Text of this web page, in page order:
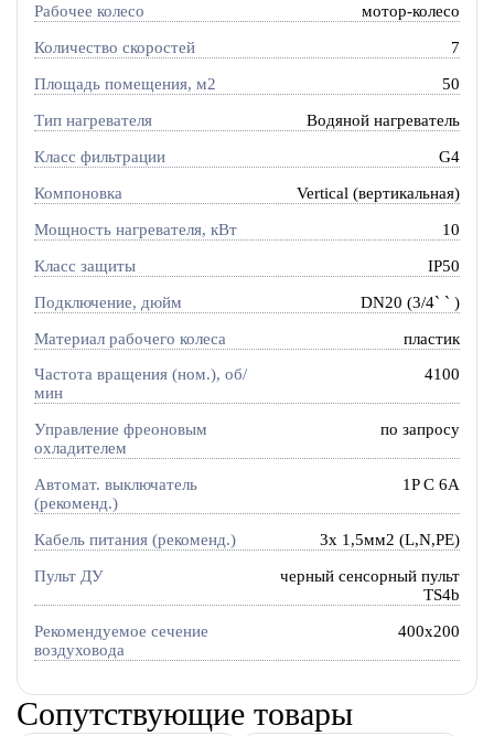
Рабочее колесо мотор-колесо
Количество скоростей 7
Площадь помещения, м2 50
Тип нагревателя Водяной нагреватель
Класс фильтрации G4
Компоновка Vertical (вертикальная)
Мощность нагревателя, кВт 10
Класс защиты IP50
Подключение, дюйм DN20 (3/4` ` )
Материал рабочего колеса пластик
Частота вращения (ном.), об/
мин
4100
Управление фреоновым
охладителем
по запросу
Автомат. выключатель
(рекоменд.)
1P C 6A
Кабель питания (рекоменд.) 3х 1,5мм2 (L,N,PE)
Пульт ДУ
черный сенсорный пульт
TS4b
Рекомендуемое сечение
воздуховода
400x200
Сопутствующие товары